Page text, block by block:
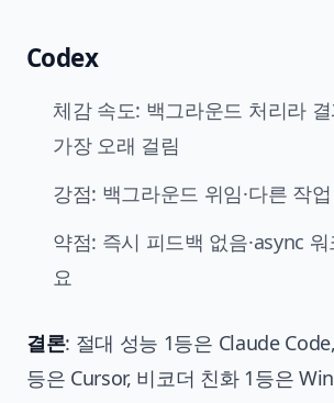
Codex
체감 속도: 백그라운드 처리라
가장 오래 걸림
강점: 백그라운드 위임·다른 작
약점: 즉시 피드백 없음·async
요
결론: 절대 성능 1등은 Claude
등은 Cursor, 비코더 친화 1등은